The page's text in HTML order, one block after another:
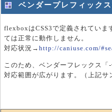
ベンダープレフィック
flexboxはCSS3で定義されていま
ては正常に動作しません。
対応状況→ http://caniuse.com/
このため、ベンダーフレックス
対応範囲が広がります。（上記サ